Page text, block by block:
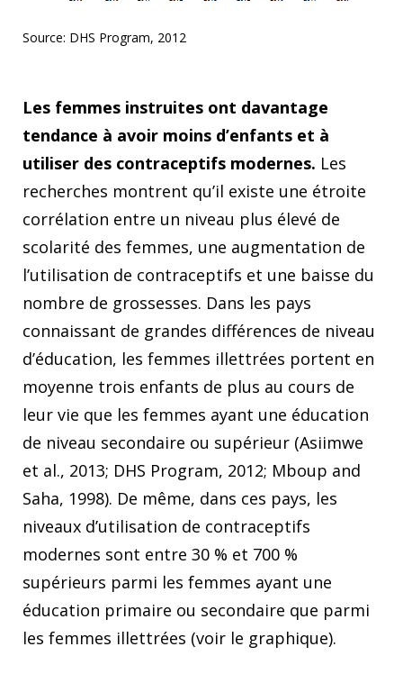
Source: DHS Program, 2012
Les femmes instruites ont davantage
tendance à avoir moins d’enfants et à
utiliser des contraceptifs modernes. Les
recherches montrent qu’il existe une étroite
corrélation entre un niveau plus élevé de
scolarité des femmes, une augmentation de
l’utilisation de contraceptifs et une baisse du
nombre de grossesses. Dans les pays
connaissant de grandes différences de niveau
d’éducation, les femmes illettrées portent en
moyenne trois enfants de plus au cours de
leur vie que les femmes ayant une éducation
de niveau secondaire ou supérieur (Asiimwe
et al., 2013; DHS Program, 2012; Mboup and
Saha, 1998). De même, dans ces pays, les
niveaux d’utilisation de contraceptifs
modernes sont entre 30 % et 700 %
supérieurs parmi les femmes ayant une
éducation primaire ou secondaire que parmi
les femmes illettrées (voir le graphique).